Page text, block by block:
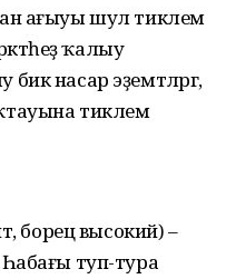
ағыуы шул тиклем
ҡалыу
насар эҙемтәләргә,
тиклем
борец высокий) –
туп-тура